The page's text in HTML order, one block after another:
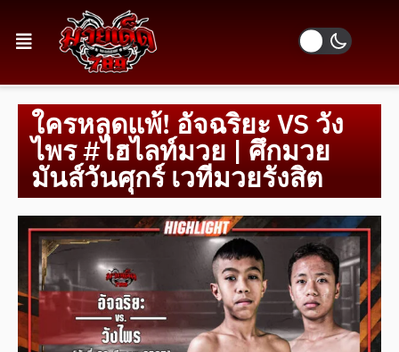
ใครหลุดแพ้! อัจฉริยะ VS วัง
ไพร #ไฮไลท์มวย | ศึกมวย
มันส์วันศุกร์ เวทีมวยรังสิต